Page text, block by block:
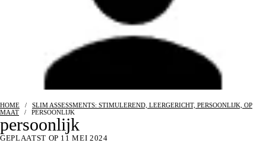
HOME / SLIM ASSESSMENTS: STIMULEREND, LEERGERICHT, PERSOONLIJK, OP
MAAT / PERSOONLIJK
persoonlijk
GEPLAATST OP 11 MEI 2024